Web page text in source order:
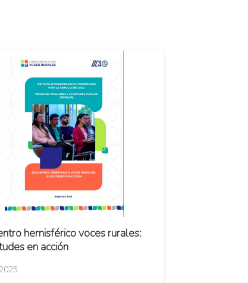
hemisférico voces rurales:
en acción